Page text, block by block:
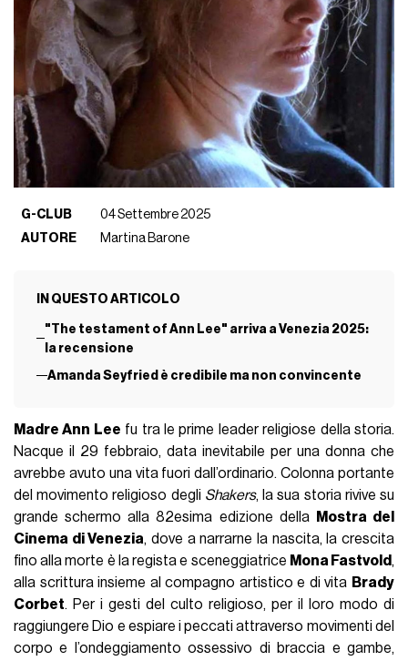
G-CLUB
04 Settembre 2025
AUTORE
Martina Barone
IN QUESTO ARTICOLO
"The testament of Ann Lee" arriva a Venezia 2025:
la recensione
Amanda Seyfried è credibile ma non convincente
Madre Ann Lee fu tra le prime leader religiose della storia.
Nacque il 29 febbraio, data inevitabile per una donna che
avrebbe avuto una vita fuori dall’ordinario. Colonna portante
del movimento religioso degli Shakers, la sua storia rivive su
grande schermo alla 82esima edizione della
Mostra del
Cinema di Venezia, dove a narrarne la nascita, la crescita
fino alla morte è la regista e sceneggiatrice Mona Fastvold ,
alla scrittura insieme al compagno artistico e di vita Brady
Corbet. Per i gesti del culto religioso, per il loro modo di
raggiungere Dio e espiare i peccati attraverso movimenti del
corpo e l’ondeggiamento ossessivo di braccia e gambe,